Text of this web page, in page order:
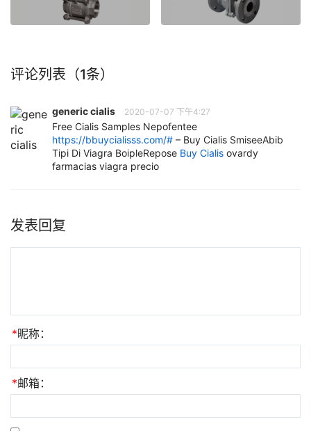
评论列表（1条）
generic cialis 2020-07-07 下午4:27
Free Cialis Samples Nepofentee
https://bbuycialisss.com/# – Buy Cialis SmiseeAbib
Tipi Di Viagra BoipleRepose Buy Cialis ovardy
farmacias viagra precio
发表回复
*昵称：
*邮箱：